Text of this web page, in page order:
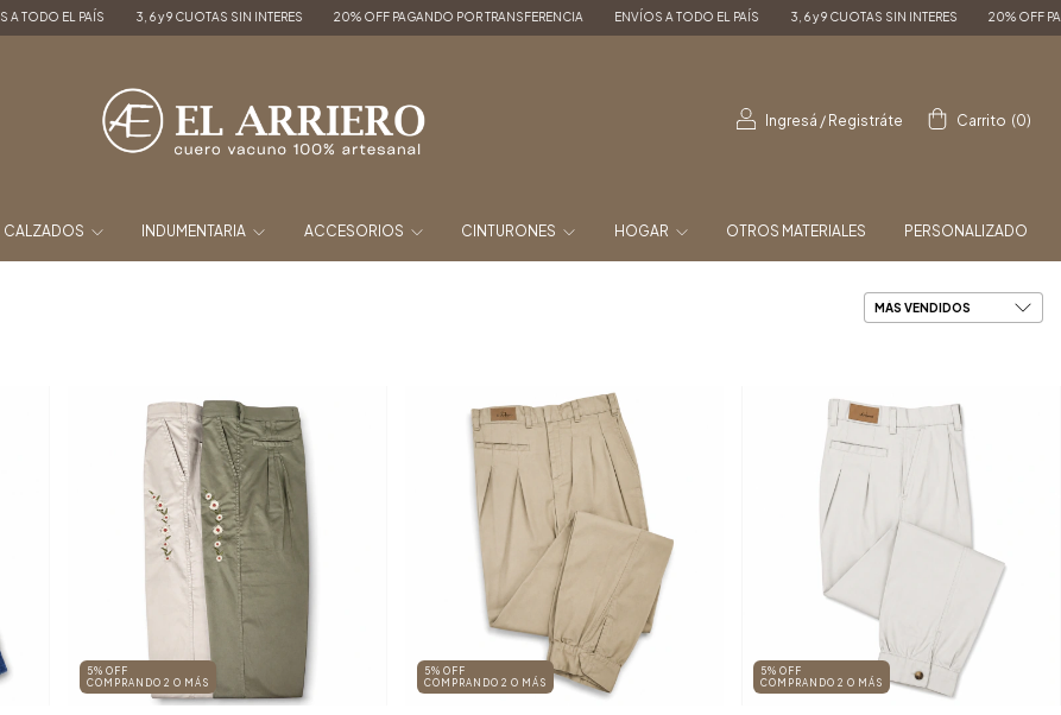
3, 6 y 9 CUOTAS SIN INTERES 20% OFF PAGANDO POR TRANSFERENCIA ENVÍOS A TODO EL PAÍS 3, 6 y 9 CUOTAS SIN INTERES 20% OFF PAGANDO POR
Ingresá / Registráte Carrito (0)
CALZADOS INDUMENTARIA ACCESORIOS CINTURONES HOGAR OTROS MATERIALES PERSONALIZADO
5% OFF
COMPRANDO 2 O MÁS
5% OFF
COMPRANDO 2 O MÁS
5% OFF
COMPRANDO 2 O MÁS